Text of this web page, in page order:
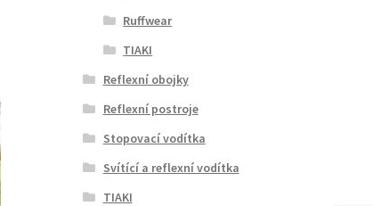
Ruffwear
TIAKI
Reflexní obojky
Reflexní postroje
Stopovací vodítka
Svítící a reflexní vodítka
TIAKI